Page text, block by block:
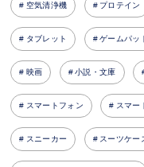
空気清浄機 プロテイン
タブレット ゲームパッ
映画 小説・文庫
スマートフォン スマー
スニーカー スーツケー